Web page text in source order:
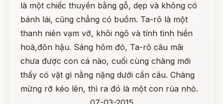
là một chiếc thuyền bằng gỗ, dẹp và không có
bánh lái, cũng chẳng có buồm. Ta-rô là một
thanh niên vạm vỡ, khôi ngô và tính tình hiền
hoà,đôn hậu. Sáng hôm đó, Ta-rô câu mãi
chưa được con cá nào, cuối cùng chàng mới
thấy có vật gì nằng nặng dưới cần câu. Chàng
mừng rỡ kéo lên, thì ra đó là một con rùa nhỏ.